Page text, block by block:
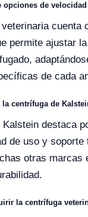
opciones de
cuenta
permite ajustar
de cada
centrífuga de
destaca
de uso y soporte
otras marcas
la centrífuga